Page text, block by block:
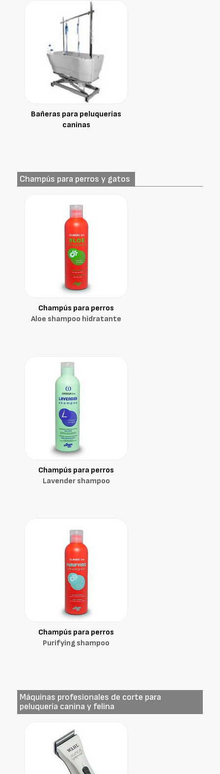
Bañeras para peluquerías
caninas
Champús para perros y gatos
Champús para perros
Aloe shampoo hidratante
Champús para perros
Lavender shampoo
Champús para perros
Purifying shampoo
Máquinas profesionales de corte para
peluquería canina y felina